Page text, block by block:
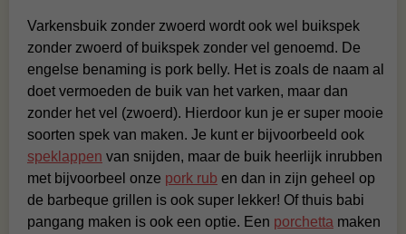
Varkensbuik zonder zwoerd wordt ook wel buikspek
zonder zwoerd of buikspek zonder vel genoemd. De
engelse benaming is pork belly. Het is zoals de naam al
doet vermoeden de buik van het varken, maar dan
zonder het vel (zwoerd). Hierdoor kun je er super mooie
soorten spek van maken. Je kunt er bijvoorbeeld ook
speklappen van snijden, maar de buik heerlijk inrubben
met bijvoorbeel onze pork rub en dan in zijn geheel op
de barbeque grillen is ook super lekker! Of thuis babi
pangang maken is ook een optie. Een porchetta maken